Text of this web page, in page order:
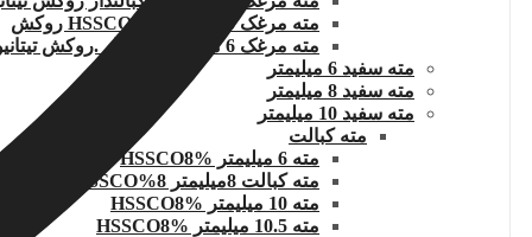
مته مرغک 5 میلیمتر HSSCO5% روکش
مته مرغک 6 میلیمتر کبالتدار .روکش تیتانیوم
مته سفید 6 میلیمتر
مته سفید 8 میلیمتر
مته سفید 10 میلیمتر
مته کبالت
مته 6 میلیمتر HSSCO8%
مته کبالت 8میلیمتر 8%HSSCO
مته 10 میلیمتر HSSCO8%
مته 10.5 میلیمتر HSSCO8%